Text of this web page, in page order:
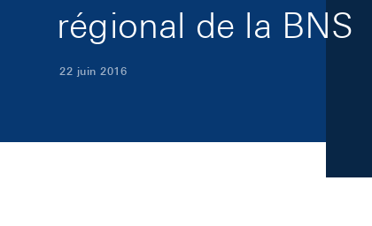
régional de la BNS
22 juin 2016